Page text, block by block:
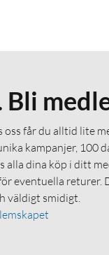
Bli
oss får du alltid lite
kampanjer, 100
alla dina köp i ditt
eventuella returer.
väldigt smidigt.